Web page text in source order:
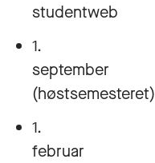
studentweb
1.
september
(høstsemesteret)
1.
februar